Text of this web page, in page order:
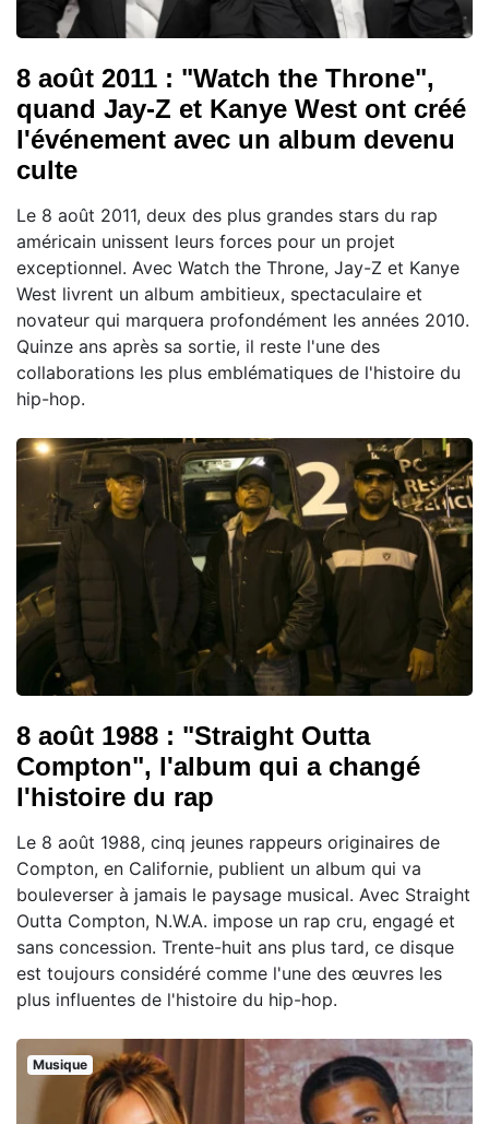
8 août 2011 : "Watch the Throne",
quand Jay-Z et Kanye West ont créé
l'événement avec un album devenu
culte
Le 8 août 2011, deux des plus grandes stars du rap
américain unissent leurs forces pour un projet
exceptionnel. Avec Watch the Throne, Jay-Z et Kanye
West livrent un album ambitieux, spectaculaire et
novateur qui marquera profondément les années 2010.
Quinze ans après sa sortie, il reste l'une des
collaborations les plus emblématiques de l'histoire du
hip-hop.
8 août 1988 : "Straight Outta
Compton", l'album qui a changé
l'histoire du rap
Le 8 août 1988, cinq jeunes rappeurs originaires de
Compton, en Californie, publient un album qui va
bouleverser à jamais le paysage musical. Avec Straight
Outta Compton, N.W.A. impose un rap cru, engagé et
sans concession. Trente-huit ans plus tard, ce disque
est toujours considéré comme l'une des œuvres les
plus influentes de l'histoire du hip-hop.
Musique